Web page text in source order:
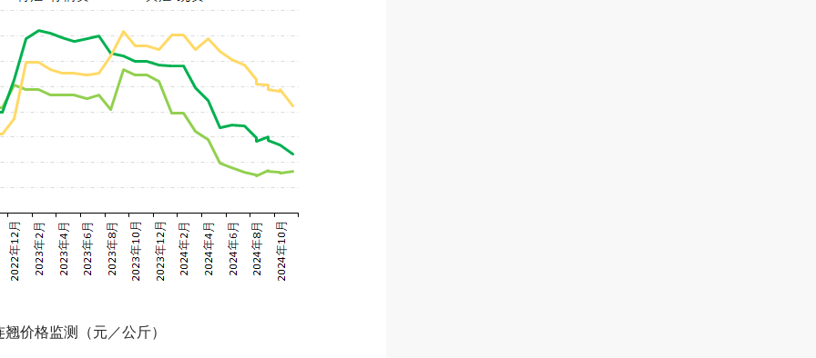
价格监测（元／公斤）